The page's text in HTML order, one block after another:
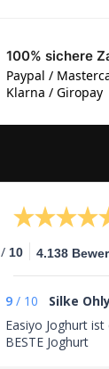
100% sichere
Paypal /
Klarna / Giropay
/ 10 4.138
9 / 10
Silke
Easiyo Joghurt ist
BESTE Joghurt